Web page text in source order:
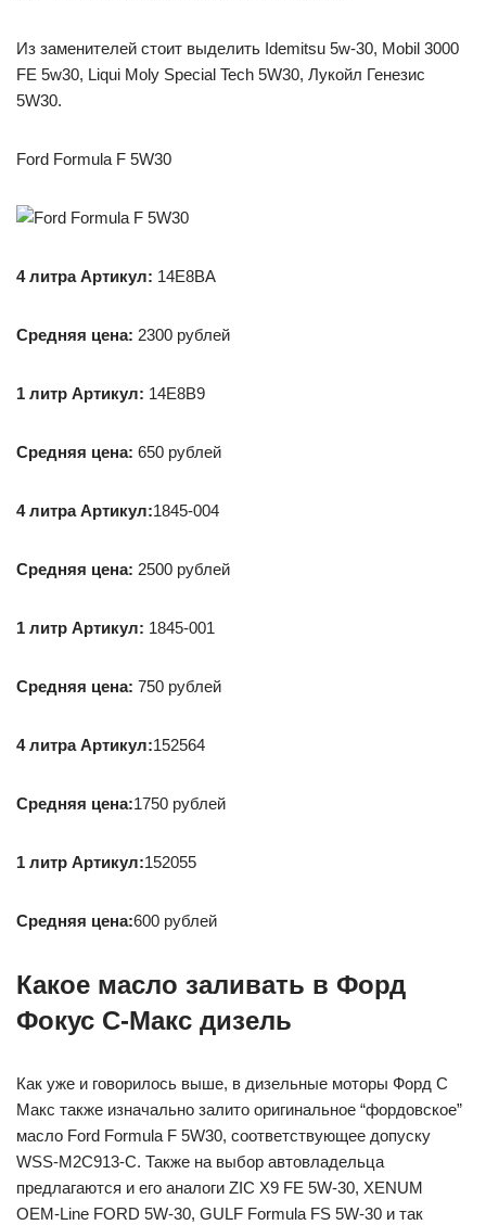
Из заменителей стоит выделить Idemitsu 5w-30, Mobil 3000
FE 5w30, Liqui Moly Special Tech 5W30, Лукойл Генезис
5W30.
Ford Formula F 5W30
4 литра Артикул: 14E8BA
Средняя цена: 2300 рублей
1 литр Артикул: 14E8B9
Средняя цена: 650 рублей
4 литра Артикул:1845-004
Средняя цена: 2500 рублей
1 литр Артикул: 1845-001
Средняя цена: 750 рублей
4 литра Артикул:152564
Средняя цена:1750 рублей
1 литр Артикул:152055
Средняя цена:600 рублей
Какое масло заливать в Форд
Фокус С-Макс дизель
Как уже и говорилось выше, в дизельные моторы Форд С
Макс также изначально залито оригинальное “фордовское”
масло Ford Formula F 5W30, соответствующее допуску
WSS-M2C913-C. Также на выбор автовладельца
предлагаются и его аналоги ZIC X9 FE 5W-30, XENUM
OEM-Line FORD 5W-30, GULF Formula FS 5W-30 и так